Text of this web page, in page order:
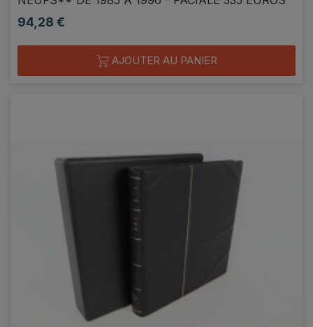
Prix
94,28 €
AJOUTER AU PANIER